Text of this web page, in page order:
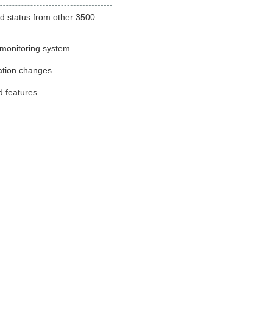
status from other 3500
system
changes
features